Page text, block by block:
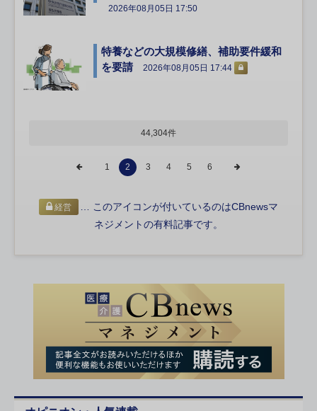
2026年08月05日 17:50
特養などの大規模修繕、補助要件緩和
を要請
2026年08月05日 17:44
44,304件
1 2 3 4 5 6
経営
… このアイコンが付いているのはCBnewsマ
ネジメントの有料記事です。